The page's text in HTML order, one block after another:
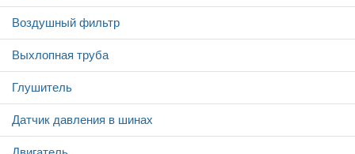
Воздушный фильтр
Выхлопная труба
Глушитель
Датчик давления в шинах